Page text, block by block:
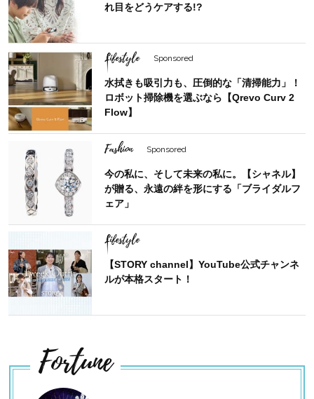
れ目をどうケアする!?
Lifestyle Sponsored
水拭きも吸引力も、圧倒的な「清掃能力」！
ロボット掃除機を選ぶなら【Qrevo Curv 2
Flow】
Fashion Sponsored
今の私に、そして未来の私に。【シャネル】
が贈る、永遠の絆を形にする「ブライダルフ
ェア」
Lifestyle
【STORY channel】YouTube公式チャンネ
ルが本格スタート！
Fortune